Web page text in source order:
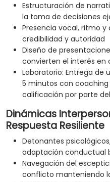
Estructuración de
la toma de decisiones
Presencia vocal, ritmo
credibilidad y autoridad
Diseño de
convierten el interés en
Laboratorio: Entrega de
5 minutos con
calificación por parte
Dinámicas
Respuesta Resiliente
Detonantes
adaptación conductual
Navegación del
conflicto manteniendo